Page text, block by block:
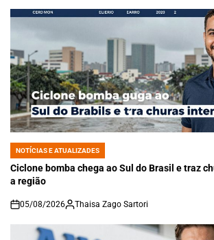
POSTED
IN
NOTÍCIAS E ATUALIZADES
Ciclone bomba chega ao Sul do Brasil e traz
a região
on
05/08/2026 Thaisa Zago Sartori